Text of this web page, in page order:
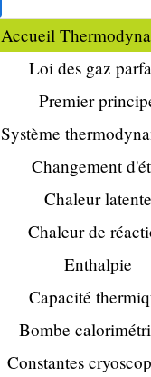
Accueil
Loi des gaz
Premier
Système
Changement
Chaleur latente
Chaleur de
Enthalpie
Capacité
Bombe
Constantes